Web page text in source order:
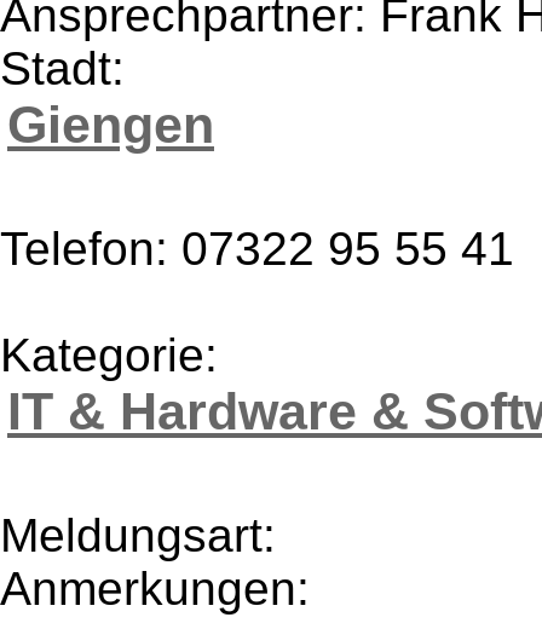
Ansprechpartner: Frank
Stadt:
Giengen
Telefon: 07322 95 55 41
Kategorie:
IT & Hardware &
Meldungsart:
Anmerkungen: